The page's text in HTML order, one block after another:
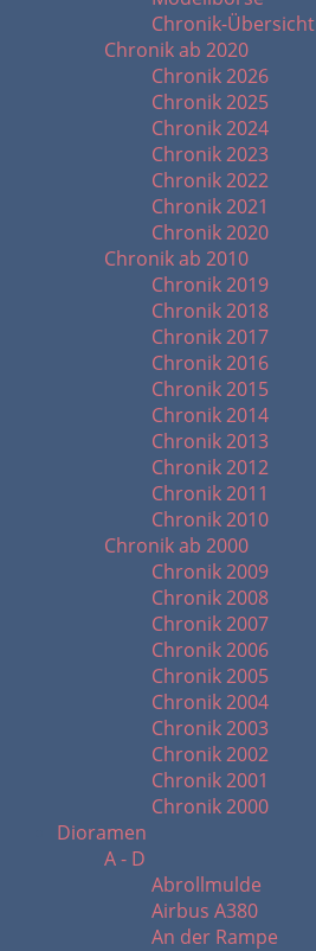
Chronik-Übersicht
Chronik ab 2020
Chronik 2026
Chronik 2025
Chronik 2024
Chronik 2023
Chronik 2022
Chronik 2021
Chronik 2020
Chronik ab 2010
Chronik 2019
Chronik 2018
Chronik 2017
Chronik 2016
Chronik 2015
Chronik 2014
Chronik 2013
Chronik 2012
Chronik 2011
Chronik 2010
Chronik ab 2000
Chronik 2009
Chronik 2008
Chronik 2007
Chronik 2006
Chronik 2005
Chronik 2004
Chronik 2003
Chronik 2002
Chronik 2001
Chronik 2000
Dioramen
A - D
Abrollmulde
Airbus A380
An der Rampe